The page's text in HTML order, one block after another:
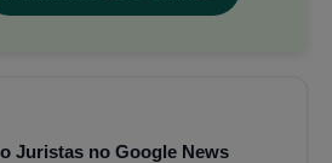
Juristas no Google News